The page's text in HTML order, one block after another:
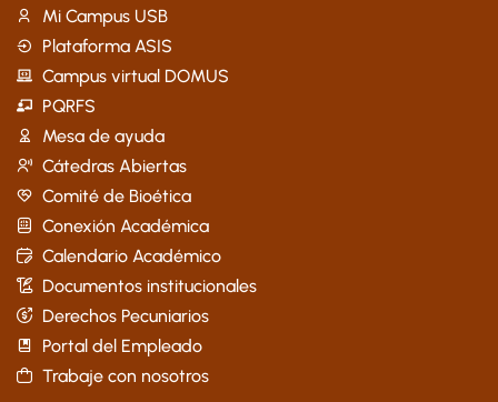
Mi Campus USB
Plataforma ASIS
Campus virtual DOMUS
PQRFS
Mesa de ayuda
Cátedras Abiertas
Comité de Bioética
Conexión Académica
Calendario Académico
Documentos institucionales
Derechos Pecuniarios
Portal del Empleado
Trabaje con nosotros